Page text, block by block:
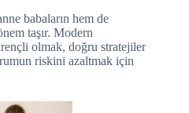
babaların hem de
taşır. Modern
olmak, doğru stratejiler
riskini azaltmak için